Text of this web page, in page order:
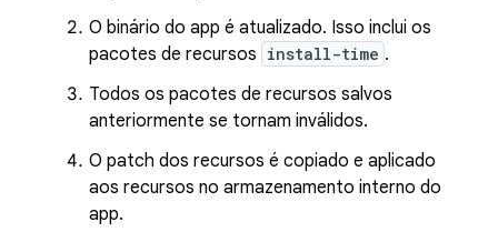
O binário do app é atualizado. Isso inclui os
pacotes de recursos install-time .
Todos os pacotes de recursos salvos
anteriormente se tornam inválidos.
O patch dos recursos é copiado e aplicado
aos recursos no armazenamento interno do
app.